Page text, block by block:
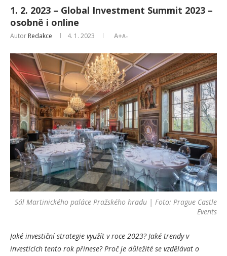
1. 2. 2023 – Global Investment Summit 2023 –
osobně i online
Autor Redakce 4. 1. 2023 A+A-
Sál Martinického paláce Pražského hradu | Foto: Prague Castle
Events
Jaké investiční strategie využít v roce 2023? Jaké trendy v
investicích tento rok přinese? Proč je důležité se vzdělávat o